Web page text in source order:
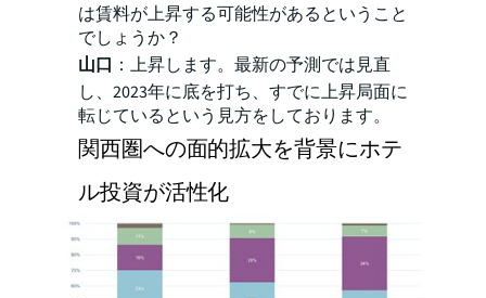
は賃料が上昇する可能性があるということ
でしょうか？
山口 ：上昇します。最新の予測では見直
し、2023年に底を打ち、すでに上昇局面に
転じているという見方をしております。
関西圏への面的拡大を背景にホテ
ル投資が活性化